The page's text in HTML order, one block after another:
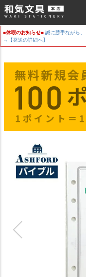
■休暇のお知らせ■ 誠に勝手ながら、
→【発送の詳細へ】